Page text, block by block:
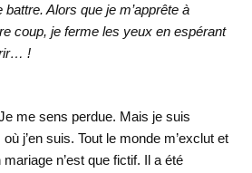
battre. Alors que je m’apprête à
coup, je ferme les yeux en espérant
!
me sens perdue. Mais je suis
j’en suis. Tout le monde m’exclut et
n’est que fictif. Il a été